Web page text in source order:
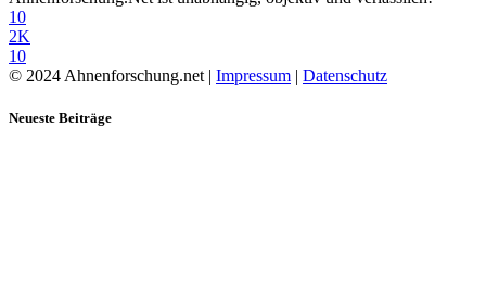
10
2K
10
© 2024 Ahnenforschung.net | Impressum | Datenschutz
Neueste Beiträge